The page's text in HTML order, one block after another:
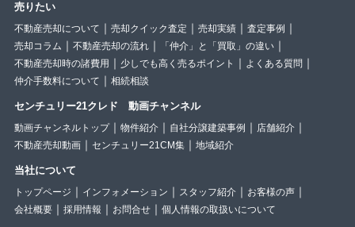
売りたい
不動産売却について 売却クイック査定 売却実績
査定事例
売却コラム
不動産売却の流れ
「仲介」と「買取」の違い
不動産売却時の諸費用
少しでも高く売るポイント
よくある質問
仲介手数料について
相続相談
センチュリー21クレド 動画チャンネル
動画チャンネルトップ 物件紹介 自社分譲建築事例
店舗紹介
不動産売却動画
センチュリー21CM集 地域紹介
当社について
トップページ インフォメーション スタッフ紹介
お客様の声
会社概要
採用情報 お問合せ 個人情報の取扱いについて